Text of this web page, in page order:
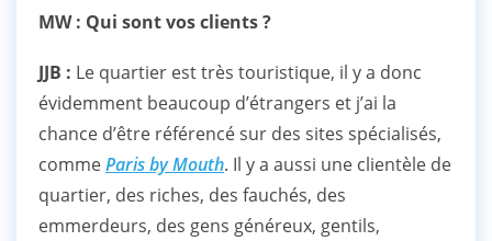
MW : Qui sont vos clients ?
JJB : Le quartier est très touristique, il y a donc
évidemment beaucoup d’étrangers et j’ai la
chance d’être référencé sur des sites spécialisés,
commeParis by Mouth. Il y a aussi une clientèle de
quartier, des riches, des fauchés, des
emmerdeurs, des gens généreux, gentils,